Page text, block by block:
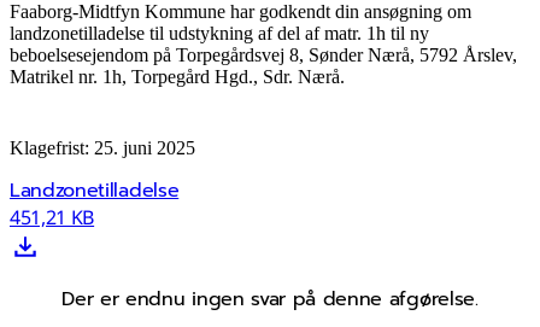
Faaborg-Midtfyn Kommune har godkendt din ansøgning om
landzonetilladelse til udstykning af del af matr. 1h til ny
beboelsesejendom på Torpegårdsvej 8, Sønder Nærå, 5792 Årslev,
Matrikel nr. 1h, Torpegård Hgd., Sdr. Nærå.
Klagefrist: 25. juni 2025
Landzonetilladelse
451,21 KB
Der er endnu ingen svar på denne afgørelse.